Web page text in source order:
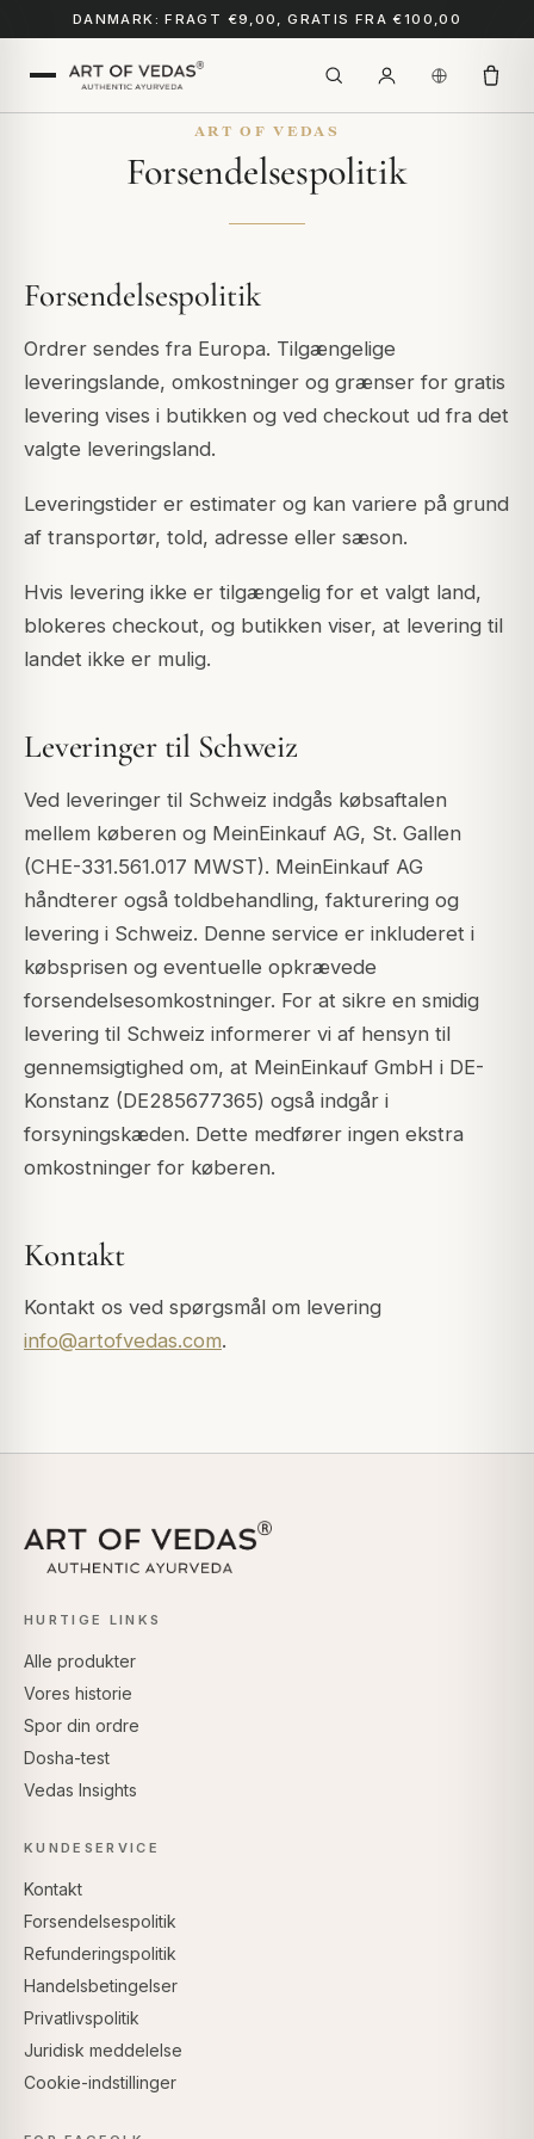
DANMARK: FRAGT €9,00, GRATIS FRA €100,00
ART OF VEDAS
Forsendelsespolitik
Forsendelsespolitik
Ordrer sendes fra Europa. Tilgængelige
leveringslande, omkostninger og grænser for gratis
levering vises i butikken og ved checkout ud fra det
valgte leveringsland.
Leveringstider er estimater og kan variere på grund
af transportør, told, adresse eller sæson.
Hvis levering ikke er tilgængelig for et valgt land,
blokeres checkout, og butikken viser, at levering til
landet ikke er mulig.
Leveringer til Schweiz
Ved leveringer til Schweiz indgås købsaftalen
mellem køberen og MeinEinkauf AG, St. Gallen
(CHE-331.561.017 MWST). MeinEinkauf AG
håndterer også toldbehandling, fakturering og
levering i Schweiz. Denne service er inkluderet i
købsprisen og eventuelle opkrævede
forsendelsesomkostninger. For at sikre en smidig
levering til Schweiz informerer vi af hensyn til
gennemsigtighed om, at MeinEinkauf GmbH i DE-
Konstanz (DE285677365) også indgår i
forsyningskæden. Dette medfører ingen ekstra
omkostninger for køberen.
Kontakt
Kontakt os ved spørgsmål om levering
info@artofvedas.com.
HURTIGE LINKS
Alle produkter
Vores historie
Spor din ordre
Dosha-test
Vedas Insights
KUNDESERVICE
Kontakt
Forsendelsespolitik
Refunderingspolitik
Handelsbetingelser
Privatlivspolitik
Juridisk meddelelse
Cookie-indstillinger